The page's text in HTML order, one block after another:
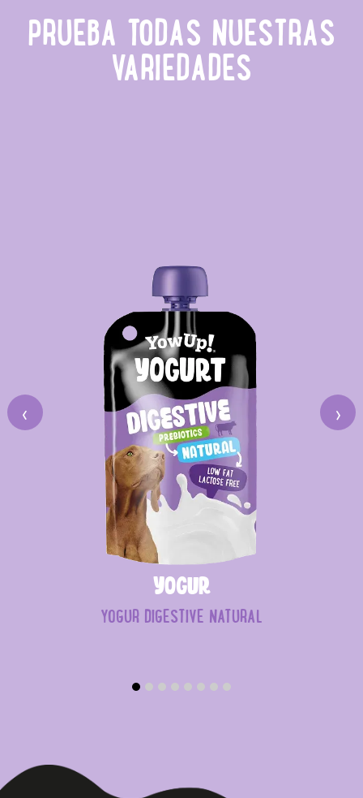
PRUEBA TODAS NUESTRAS
VARIEDADES
‹
Yogur
YOGUR DIGESTIVE NATURAL
›